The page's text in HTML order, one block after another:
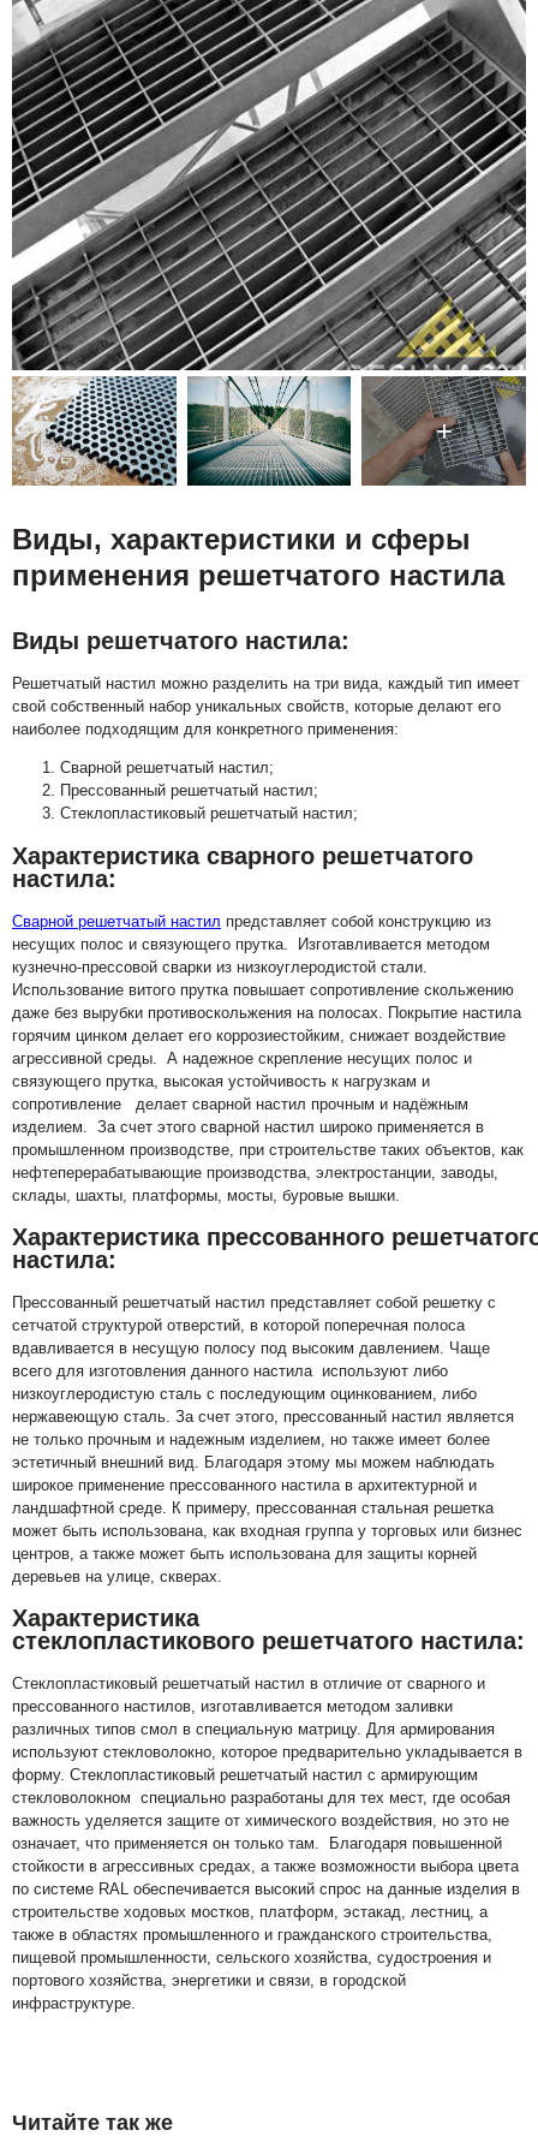
Виды, характеристики и сферы
применения решетчатого настила
Виды решетчатого настила:
Решетчатый настил можно разделить на три вида, каждый тип имеет
свой собственный набор уникальных свойств, которые делают его
наиболее подходящим для конкретного применения:
Сварной решетчатый настил;
Прессованный решетчатый настил;
Стеклопластиковый решетчатый настил;
Характеристика сварного решетчатого
настила:
Сварной решетчатый настил представляет собой конструкцию из
несущих полос и связующего прутка. Изготавливается методом
кузнечно-прессовой сварки из низкоуглеродистой стали.
Использование витого прутка повышает сопротивление скольжению
даже без вырубки противоскольжения на полосах. Покрытие настила
горячим цинком делает его коррозиестойким, снижает воздействие
агрессивной среды. А надежное скрепление несущих полос и
связующего прутка, высокая устойчивость к нагрузкам и
сопротивление делает сварной настил прочным и надёжным
изделием. За счет этого сварной настил широко применяется в
промышленном производстве, при строительстве таких объектов, как
нефтеперерабатывающие производства, электростанции, заводы,
склады, шахты, платформы, мосты, буровые вышки.
Характеристика прессованного
настила:
Прессованный решетчатый настил представляет собой решетку с
сетчатой ​​структурой отверстий, в которой поперечная полоса
вдавливается в несущую полосу под высоким давлением. Чаще
всего для изготовления данного настила используют либо
низкоуглеродистую сталь с последующим оцинкованием, либо
нержавеющую сталь. За счет этого, прессованный настил является
не только прочным и надежным изделием, но также имеет более
эстетичный внешний вид. Благодаря этому мы можем наблюдать
широкое применение прессованного настила в архитектурной и
ландшафтной среде. К примеру, прессованная стальная решетка
может быть использована, как входная группа у торговых или бизнес
центров, а также может быть использована для защиты корней
деревьев на улице, скверах.
Характеристика
стеклопластикового решетчатого настила:
Стеклопластиковый решетчатый настил в отличие от сварного и
прессованного настилов, изготавливается методом заливки
различных типов смол в специальную матрицу. Для армирования
используют стекловолокно, которое предварительно укладывается в
форму. Стеклопластиковый решетчатый настил с армирующим
стекловолокном специально разработаны для тех мест, где особая
важность уделяется защите от химического воздействия, но это не
означает, что применяется он только там. Благодаря повышенной
стойкости в агрессивных средах, а также возможности выбора цвета
по системе RAL обеспечивается высокий спрос на данные изделия в
строительстве ходовых мостков, платформ, эстакад, лестниц, а
также в областях промышленного и гражданского строительства,
пищевой промышленности, сельского хозяйства, судостроения и
портового хозяйства, энергетики и связи, в городской
инфраструктуре.
Читайте так же